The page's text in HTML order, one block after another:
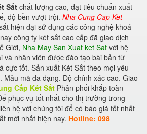
Sắt chất lượng cao, đạt tiêu chuẩn xuất
độ bền vượt trội. Nha Cung Cap Ket
hiện đại sử dụng các công nghệ khoá
công ty két sắt cao cấp đã giao dịch
Giới, Nha May San Xuat ket Sat với hệ
và nhân viên được đào tạo bài bản từ
cực tốt. Sản xuất Két Sắt theo mọi yêu
Mẫu mã đa dạng. Độ chính xác cao. Giao
Cấp Két Sắt Phân phối khắp toàn
phục vụ tốt nhất cho thị trường trong
hệ với chúng tôi để có báo giá tốt nhất
mới nhất hiện nay. Hotline: 098